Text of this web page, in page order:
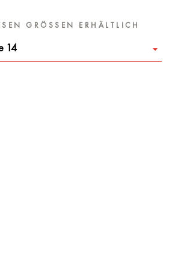
GRÖSSEN ERHÄLTLICH
14